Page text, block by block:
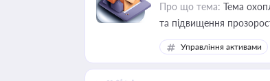
Про що тема: Тема
та підвищення
Управління активами